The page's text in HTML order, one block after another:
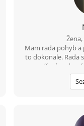
Mam rada pohyb a
to dokonale. Rada
cvičení a
samozrejme
obohacuje život, je
nemusíme mít
bychom měli mít